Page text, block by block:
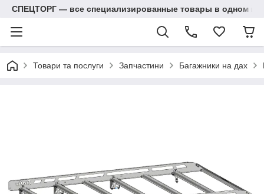
СПЕЦТОРГ — все специализированные товары в одном
Товари та послуги Запчастини Багажники на дах